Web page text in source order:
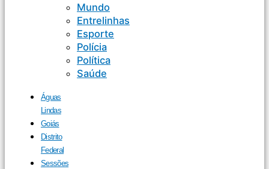
Mundo
Entrelinhas
Esporte
Polícia
Política
Saúde
Águas
Lindas
Goiás
Distrito
Federal
Sessões